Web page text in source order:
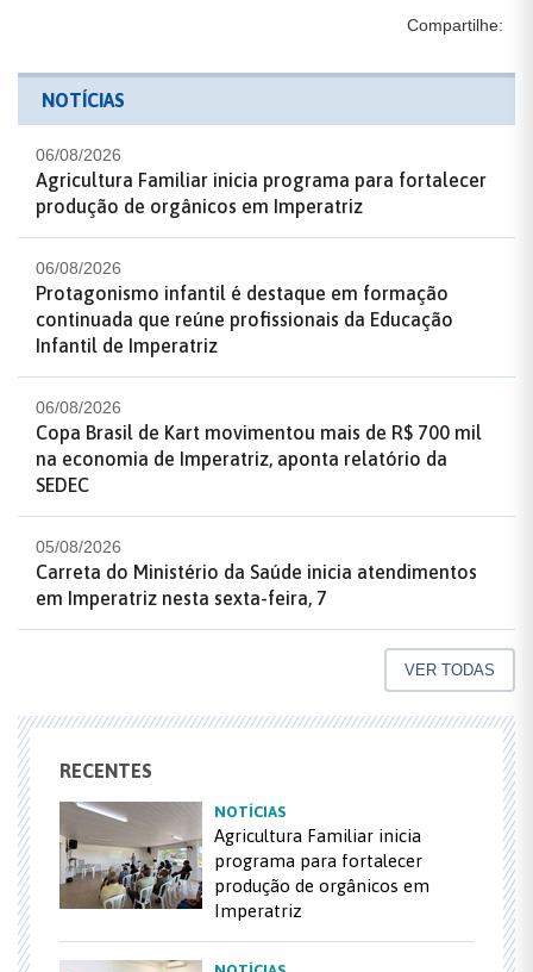
Compartilhe:
NOTÍCIAS
06/08/2026
Agricultura Familiar inicia programa para fortalecer
produção de orgânicos em Imperatriz
06/08/2026
Protagonismo infantil é destaque em formação
continuada que reúne profissionais da Educação
Infantil de Imperatriz
06/08/2026
Copa Brasil de Kart movimentou mais de R$ 700 mil
na economia de Imperatriz, aponta relatório da
SEDEC
05/08/2026
Carreta do Ministério da Saúde inicia atendimentos
em Imperatriz nesta sexta-feira, 7
VER TODAS
RECENTES
NOTÍCIAS
Agricultura Familiar inicia
programa para fortalecer
produção de orgânicos em
Imperatriz